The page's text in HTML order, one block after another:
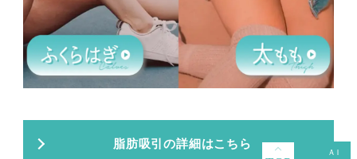
脂肪吸引の詳細はこちら